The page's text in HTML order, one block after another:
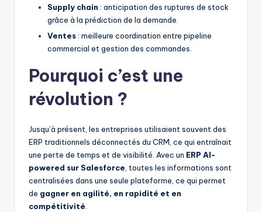
Supply chain : anticipation des ruptures de stock
grâce à la prédiction de la demande.
Ventes : meilleure coordination entre pipeline
commercial et gestion des commandes.
Pourquoi c’est une
révolution ?
Jusqu’à présent, les entreprises utilisaient souvent des
ERP traditionnels déconnectés du CRM, ce qui entraînait
une perte de temps et de visibilité. Avec un ERP AI-
powered sur Salesforce , toutes les informations sont
centralisées dans une seule plateforme, ce qui permet
de gagner en agilité, en rapidité et en
compétitivité